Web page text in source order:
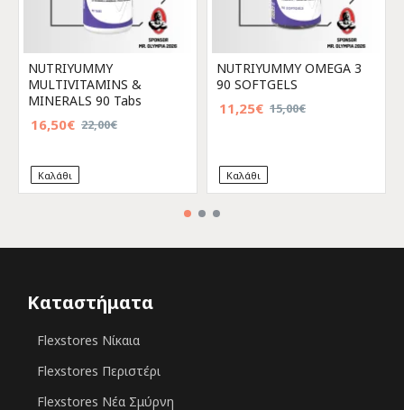
NUTRIYUMMY
MULTIVITAMINS &
MINERALS 90 Tabs
16,50€ 22,00€
Καλάθι
NUTRIYUMMY OMEGA 3
90 SOFTGELS
11,25€ 15,00€
Καλάθι
Καταστήματα
Flexstores Νίκαια
Flexstores Περιστέρι
Flexstores Νέα Σμύρνη